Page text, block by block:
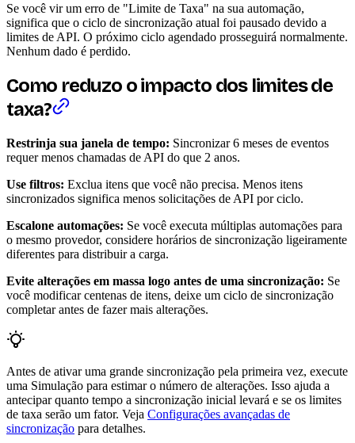
Se você vir um erro de "Limite de Taxa" na sua automação,
significa que o ciclo de sincronização atual foi pausado devido a
limites de API. O próximo ciclo agendado prosseguirá normalmente.
Nenhum dado é perdido.
Como reduzo o impacto dos limites de
taxa?
Restrinja sua janela de tempo: Sincronizar 6 meses de eventos
requer menos chamadas de API do que 2 anos.
Use filtros: Exclua itens que você não precisa. Menos itens
sincronizados significa menos solicitações de API por ciclo.
Escalone automações: Se você executa múltiplas automações para
o mesmo provedor, considere horários de sincronização ligeiramente
diferentes para distribuir a carga.
Evite alterações em massa logo antes de uma sincronização: Se
você modificar centenas de itens, deixe um ciclo de sincronização
completar antes de fazer mais alterações.
Antes de ativar uma grande sincronização pela primeira vez, execute
uma Simulação para estimar o número de alterações. Isso ajuda a
antecipar quanto tempo a sincronização inicial levará e se os limites
de taxa serão um fator. Veja Configurações avançadas de
sincronização para detalhes.